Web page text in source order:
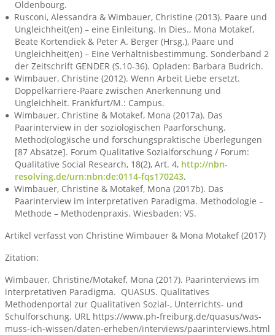
Oldenbourg.
Rusconi, Alessandra & Wimbauer, Christine (2013). Paare und
Ungleichheit(en) – eine Einleitung. In Dies., Mona Motakef,
Beate Kortendiek & Peter A. Berger (Hrsg.), Paare und
Ungleichheit(en) – Eine Verhältnisbestimmung. Sonderband 2
der Zeitschrift GENDER (S.10-36). Opladen: Barbara Budrich.
Wimbauer, Christine (2012). Wenn Arbeit Liebe ersetzt.
Doppelkarriere-Paare zwischen Anerkennung und
Ungleichheit. Frankfurt/M.: Campus.
Wimbauer, Christine & Motakef, Mona (2017a). Das
Paarinterview in der soziologischen Paarforschung.
Method(olog)ische und forschungspraktische Überlegungen
[87 Absätze]. Forum Qualitative Sozialforschung / Forum:
Qualitative Social Research, 18(2), Art. 4, http://nbn-
resolving.de/urn:nbn:de:0114-fqs170243.
Wimbauer, Christine & Motakef, Mona (2017b). Das
Paarinterview im interpretativen Paradigma. Methodologie –
Methode – Methodenpraxis. Wiesbaden: VS.
Artikel verfasst von Christine Wimbauer & Mona Motakef (2017)
Zitation:
Wimbauer, Christine/Motakef, Mona (2017). Paarinterviews im
interpretativen Paradigma. QUASUS. Qualitatives
Methodenportal zur Qualitativen Sozial-, Unterrichts- und
Schulforschung. URL https://www.ph-freiburg.de/quasus/was-
muss-ich-wissen/daten-erheben/interviews/paarinterviews.html